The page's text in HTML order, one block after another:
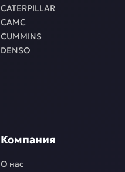
CATERPILLAR
CAMC
CUMMINS
DENSO
Компания
О нас